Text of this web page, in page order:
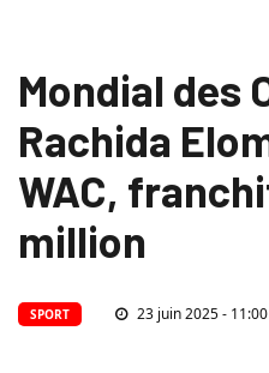
Mondial des
Rachida
WAC,
million
SPORT 23 juin 2025 - 11:00